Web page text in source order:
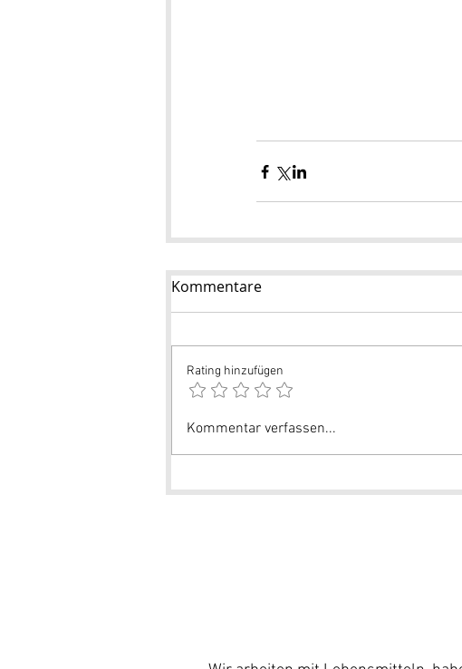
Kommentare
Rating hinzufügen
Kommentar verfassen...